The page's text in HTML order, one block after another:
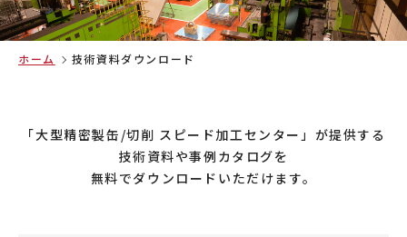
ホーム 技術資料ダウンロード
「大型精密製缶/切削 スピード加工センター」が提供する
技術資料や事例カタログを
無料でダウンロードいただけます。